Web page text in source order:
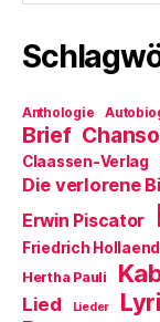
Anthologie
Brief
Claassen-Verlag
Die verlorene
Erwin Piscator
Friedrich
Hertha Pauli
Lied Lieder